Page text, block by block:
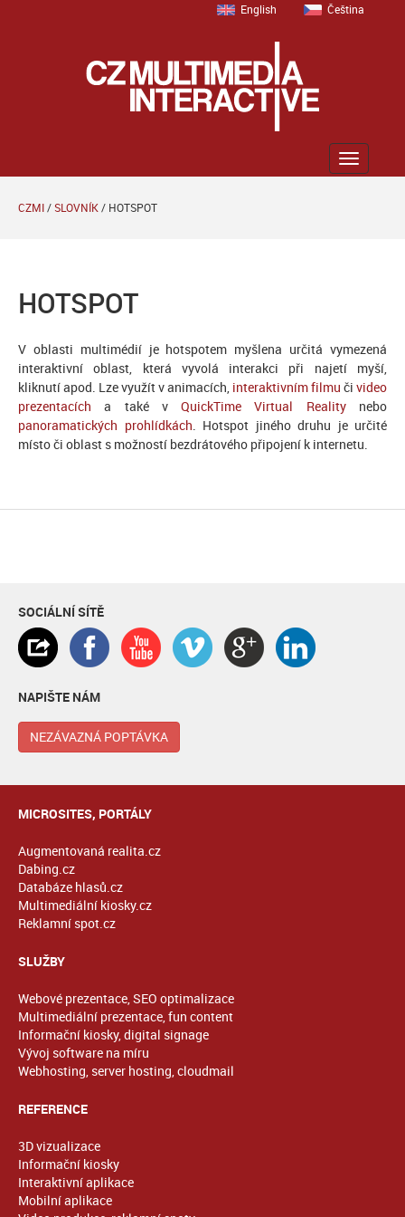
English Čeština
Zobrazit
menu
CZMI/SLOVNÍK/ HOTSPOT
HOTSPOT
V oblasti multimédií je hotspotem myšlena určitá vymezená
interaktivní oblast, která vyvolá interakci při najetí myší,
kliknutí apod. Lze využít v animacích, interaktivním filmu či video
prezentacích a také vQuickTime Virtual Realitynebo
panoramatických prohlídkách . Hotspot jiného druhu je určité
místo či oblast s možností bezdrátového připojení k internetu.
SOCIÁLNÍ SÍTĚ
NAPIŠTE NÁM
NEZÁVAZNÁ POPTÁVKA
MICROSITES, PORTÁLY
Augmentovaná realita.cz
Dabing.cz
Databáze hlasů.cz
Multimediální kiosky.cz
Reklamní spot.cz
SLUŽBY
Webové prezentace, SEO optimalizace
Multimediální prezentace, fun content
Informační kiosky, digital signage
Vývoj software na míru
Webhosting, server hosting, cloudmail
REFERENCE
3D vizualizace
Informační kiosky
Interaktivní aplikace
Mobilní aplikace